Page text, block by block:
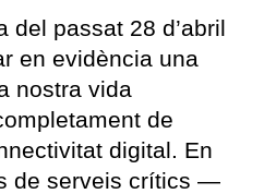
del passat 28 d’abril
en evidència una
nostra vida
de
digital. En
de serveis crítics —